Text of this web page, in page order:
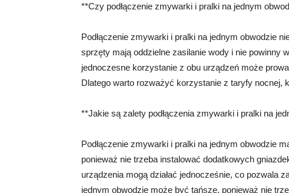
**Czy podłączenie zmywarki i pralki na jednym
Podłączenie zmywarki i pralki na jednym obwodzie
sprzęty mają oddzielne zasilanie wody i nie powinny
jednoczesne korzystanie z obu urządzeń może
Dlatego warto rozważyć korzystanie z taryfy nocnej,
**Jakie są zalety podłączenia zmywarki i pralki na
Podłączenie zmywarki i pralki na jednym obwodzie
ponieważ nie trzeba instalować dodatkowych
urządzenia mogą działać jednocześnie, co pozwala
jednym obwodzie może być tańsze, ponieważ nie